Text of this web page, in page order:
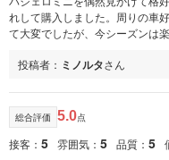
れして購入しました。周りの車
て大変でしたが、今シーズンは楽
投稿者： ミノルタさん
総合評価 5.0点
接客： 5 雰囲気： 5 品質： 5